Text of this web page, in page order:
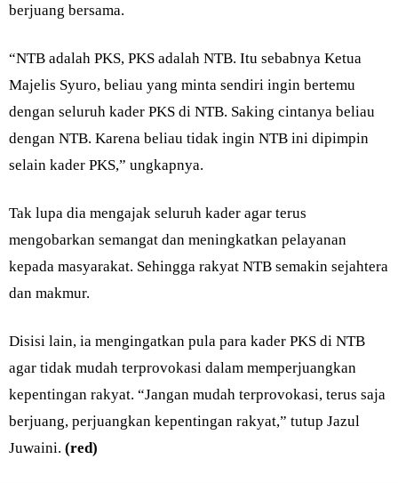
berjuang bersama.
“NTB adalah PKS, PKS adalah NTB. Itu sebabnya Ketua
Majelis Syuro, beliau yang minta sendiri ingin bertemu
dengan seluruh kader PKS di NTB. Saking cintanya beliau
dengan NTB. Karena beliau tidak ingin NTB ini dipimpin
selain kader PKS,” ungkapnya.
Tak lupa dia mengajak seluruh kader agar terus
mengobarkan semangat dan meningkatkan pelayanan
kepada masyarakat. Sehingga rakyat NTB semakin sejahtera
dan makmur.
Disisi lain, ia mengingatkan pula para kader PKS di NTB
agar tidak mudah terprovokasi dalam memperjuangkan
kepentingan rakyat. “Jangan mudah terprovokasi, terus saja
berjuang, perjuangkan kepentingan rakyat,” tutup Jazul
Juwaini. (red)